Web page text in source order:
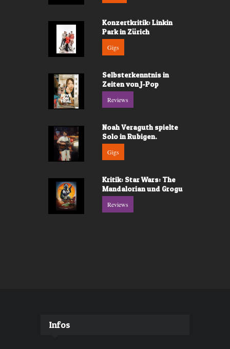
Konzertkritik: Linkin
Park in Zürich
Gigs
Selbsterkenntnis in
Zeiten von J-Pop
Reviews
Noah Veraguth spielte
Solo in Rubigen.
Gigs
Kritik: Star Wars: The
Mandalorian und Grogu
Reviews
Infos